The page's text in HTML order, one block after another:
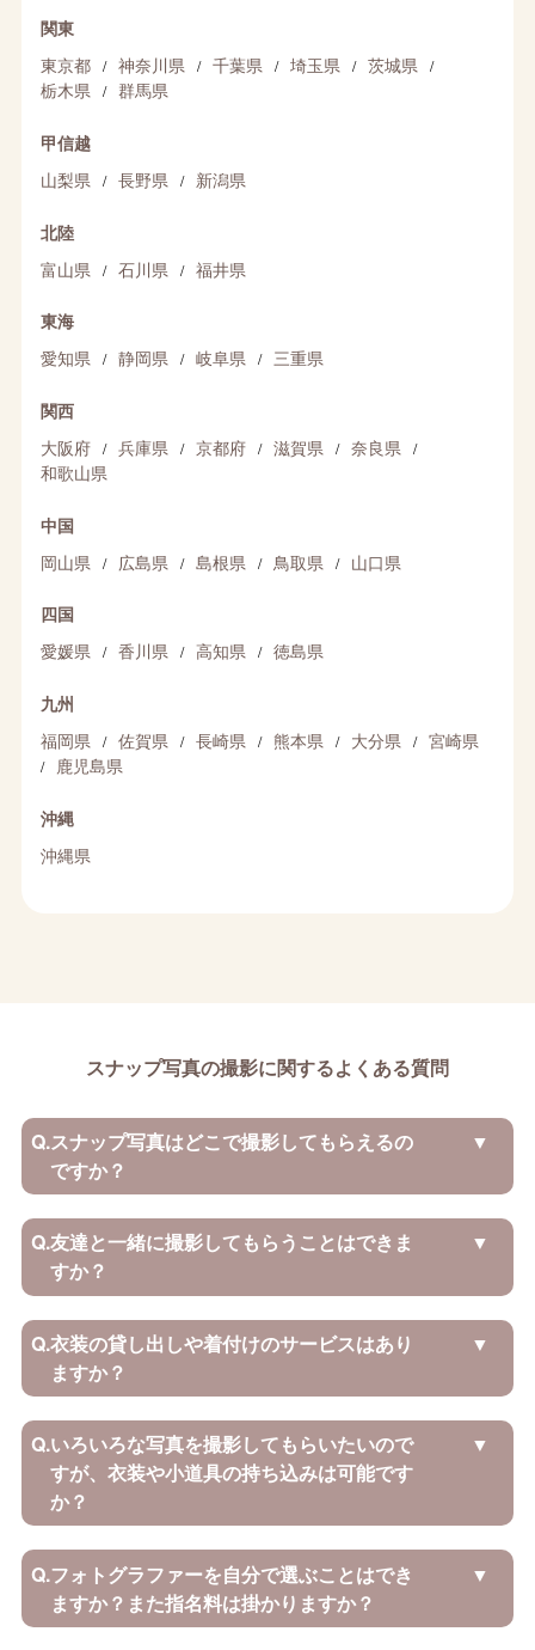
関東
東京都 / 神奈川県 / 千葉県 / 埼玉県 / 茨城県 /
栃木県 / 群馬県
甲信越
山梨県 / 長野県 / 新潟県
北陸
富山県 / 石川県 / 福井県
東海
愛知県 / 静岡県 / 岐阜県 / 三重県
関西
大阪府 / 兵庫県 / 京都府 / 滋賀県 / 奈良県 /
和歌山県
中国
岡山県 / 広島県 / 島根県 / 鳥取県 / 山口県
四国
愛媛県 / 香川県 / 高知県 / 徳島県
九州
福岡県 / 佐賀県 / 長崎県 / 熊本県 / 大分県 / 宮崎県
/ 鹿児島県
沖縄
沖縄県
スナップ写真の撮影に関するよくある質問
Q.スナップ写真はどこで撮影してもらえるの
ですか？
Q.友達と一緒に撮影してもらうことはできま
すか？
Q.衣装の貸し出しや着付けのサービスはあり
ますか？
Q.いろいろな写真を撮影してもらいたいので
すが、衣装や小道具の持ち込みは可能です
か？
Q.フォトグラファーを自分で選ぶことはでき
ますか？また指名料は掛かりますか？